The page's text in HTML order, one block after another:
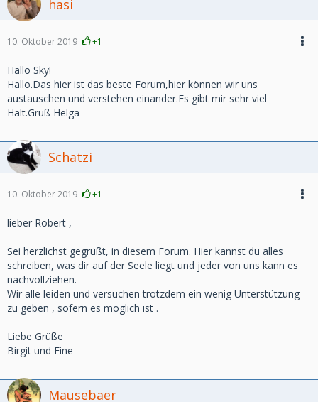
hasi
10. Oktober 2019 +1
Hallo Sky!
Hallo.Das hier ist das beste Forum,hier können wir uns
austauschen und verstehen einander.Es gibt mir sehr viel
Halt.Gruß Helga
Schatzi
10. Oktober 2019 +1
lieber Robert ,
Sei herzlichst gegrüßt, in diesem Forum. Hier kannst du alles
schreiben, was dir auf der Seele liegt und jeder von uns kann es
nachvollziehen.
Wir alle leiden und versuchen trotzdem ein wenig Unterstützung
zu geben , sofern es möglich ist .
Liebe Grüße
Birgit und Fine
Mausebaer